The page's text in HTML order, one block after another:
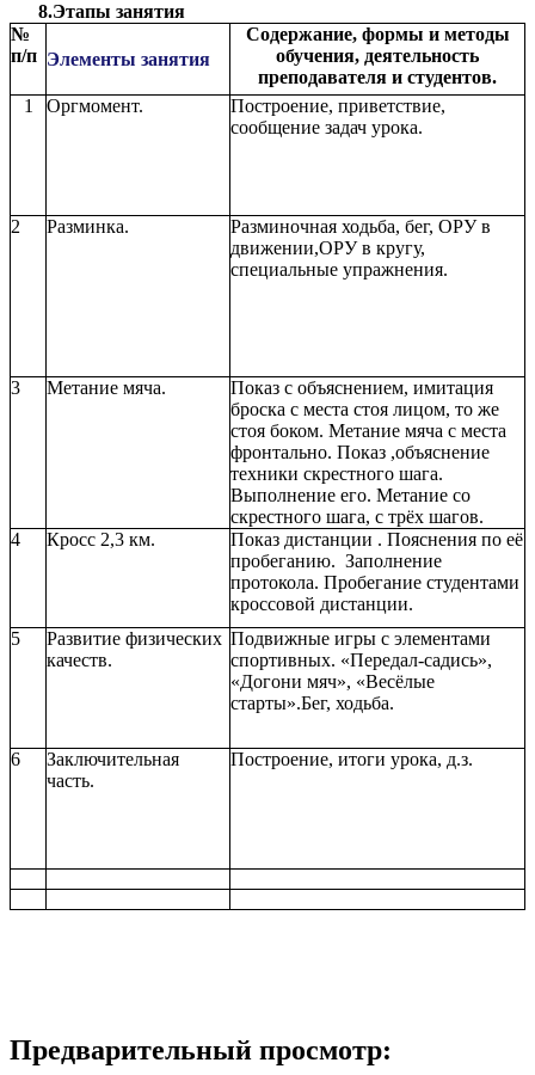
8.Этапы занятия
№
п/п Элементы занятия
Содержание, формы и методы
обучения, деятельность
преподавателя и студентов.
1
Оргмомент.
Построение, приветствие,
сообщение задач урока.
2 Разминка.
Разминочная ходьба, бег, ОРУ в
движении,ОРУ в кругу,
специальные упражнения.
3 Метание мяча.
Показ с объяснением, имитация
броска с места стоя лицом, то же
стоя боком. Метание мяча с места
фронтально. Показ ,объяснение
техники скрестного шага.
Выполнение его. Метание со
скрестного шага, с трёх шагов.
4
Кросс 2,3 км.
Показ дистанции . Пояснения по её
пробеганию. Заполнение
протокола. Пробегание студентами
кроссовой дистанции.
5
Развитие физических
качеств.
Подвижные игры с элементами
спортивных. «Передал-садись»,
«Догони мяч», «Весёлые
старты».Бег, ходьба.
6
Заключительная
часть.
Построение, итоги урока, д.з.
Предварительный просмотр: